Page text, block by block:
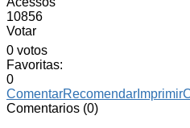
10856
Votar
0 votos
Favoritas:
0
ComentarRecomendar Imprimir
Comentarios (0)